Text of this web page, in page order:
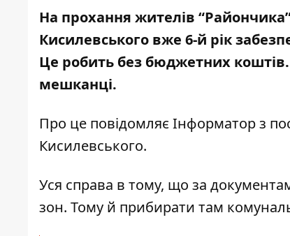
На прохання жителів
Кисилевського вже 6-й рік
Це робить без бюджетних коштів.
мешканці.
Про це повідомляє Інформатор з
Кисилевського.
Уся справа в тому, що за
зон. Тому й прибирати там